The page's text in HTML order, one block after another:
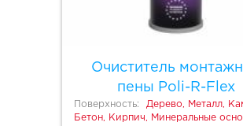
Очиститель
пены Poli-R-Flex
Поверхность:
Дерево, Металл,
Бетон, Кирпич, Минеральные